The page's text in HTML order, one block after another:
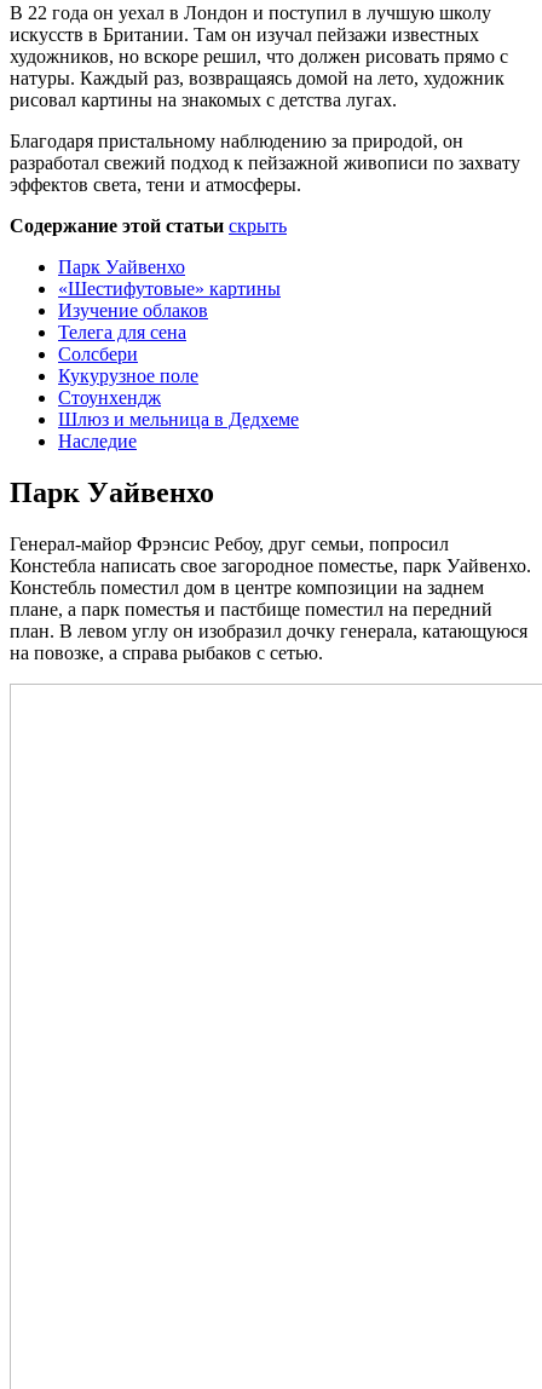
В 22 года он уехал в Лондон и поступил в лучшую школу
искусств в Британии. Там он изучал пейзажи известных
художников, но вскоре решил, что должен рисовать прямо с
натуры. Каждый раз, возвращаясь домой на лето, художник
рисовал картины на знакомых с детства лугах.
Благодаря пристальному наблюдению за природой, он
разработал свежий подход к пейзажной живописи по захвату
эффектов света, тени и атмосферы.
Содержание этой статьи скрыть
Парк Уайвенхо
«Шестифутовые» картины
Изучение облаков
Телега для сена
Солсбери
Кукурузное поле
Стоунхендж
Шлюз и мельница в Дедхеме
Наследие
Парк Уайвенхо
Генерал-майор Фрэнсис Ребоу, друг семьи, попросил
Констебла написать свое загородное поместье, парк Уайвенхо.
Констебль поместил дом в центре композиции на заднем
плане, а парк поместья и пастбище поместил на передний
план. В левом углу он изобразил дочку генерала, катающуюся
на повозке, а справа рыбаков с сетью.